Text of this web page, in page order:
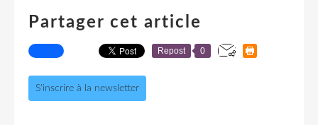
Partager cet article
Repost 0
S'inscrire à la newsletter